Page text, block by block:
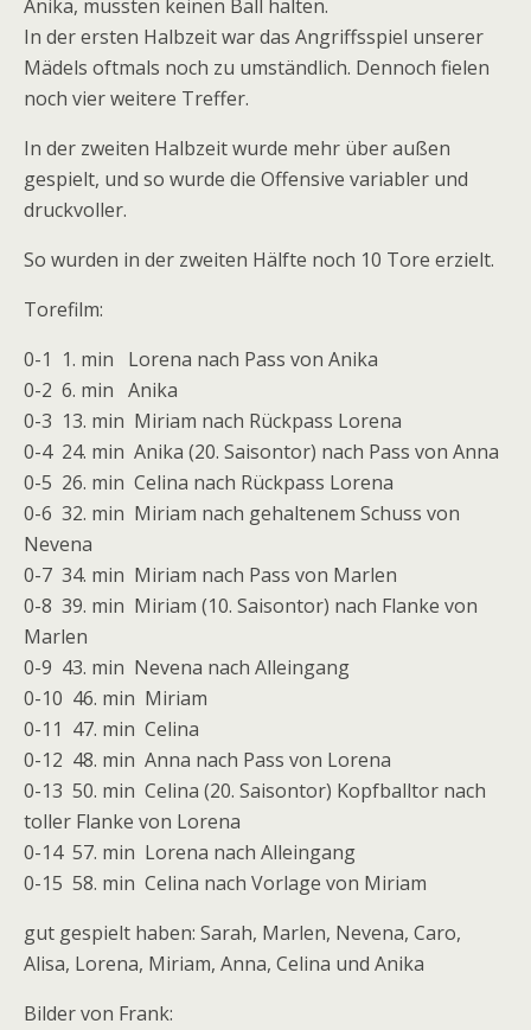
Anika, mussten keinen Ball halten.
In der ersten Halbzeit war das Angriffsspiel unserer
Mädels oftmals noch zu umständlich. Dennoch fielen
noch vier weitere Treffer.
In der zweiten Halbzeit wurde mehr über außen
gespielt, und so wurde die Offensive variabler und
druckvoller.
So wurden in der zweiten Hälfte noch 10 Tore erzielt.
Torefilm:
0-1 1. min Lorena nach Pass von Anika
0-2 6. min Anika
0-3 13. min Miriam nach Rückpass Lorena
0-4 24. min Anika (20. Saisontor) nach Pass von Anna
0-5 26. min Celina nach Rückpass Lorena
0-6 32. min Miriam nach gehaltenem Schuss von
Nevena
0-7 34. min Miriam nach Pass von Marlen
0-8 39. min Miriam (10. Saisontor) nach Flanke von
Marlen
0-9 43. min Nevena nach Alleingang
0-10 46. min Miriam
0-11 47. min Celina
0-12 48. min Anna nach Pass von Lorena
0-13 50. min Celina (20. Saisontor) Kopfballtor nach
toller Flanke von Lorena
0-14 57. min Lorena nach Alleingang
0-15 58. min Celina nach Vorlage von Miriam
gut gespielt haben: Sarah, Marlen, Nevena, Caro,
Alisa, Lorena, Miriam, Anna, Celina und Anika
Bilder von Frank: